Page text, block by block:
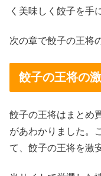
く美味しく餃子を手
次の章で餃子の王将
餃子の王将の
餃子の王将はまとめ
があわかりました。
て、餃子の王将を激